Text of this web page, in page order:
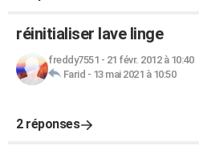
réinitialiser lave linge
freddy7551 - 21 févr. 2012 à 10:40
Farid - 13 mai 2021 à 10:50
2 réponses